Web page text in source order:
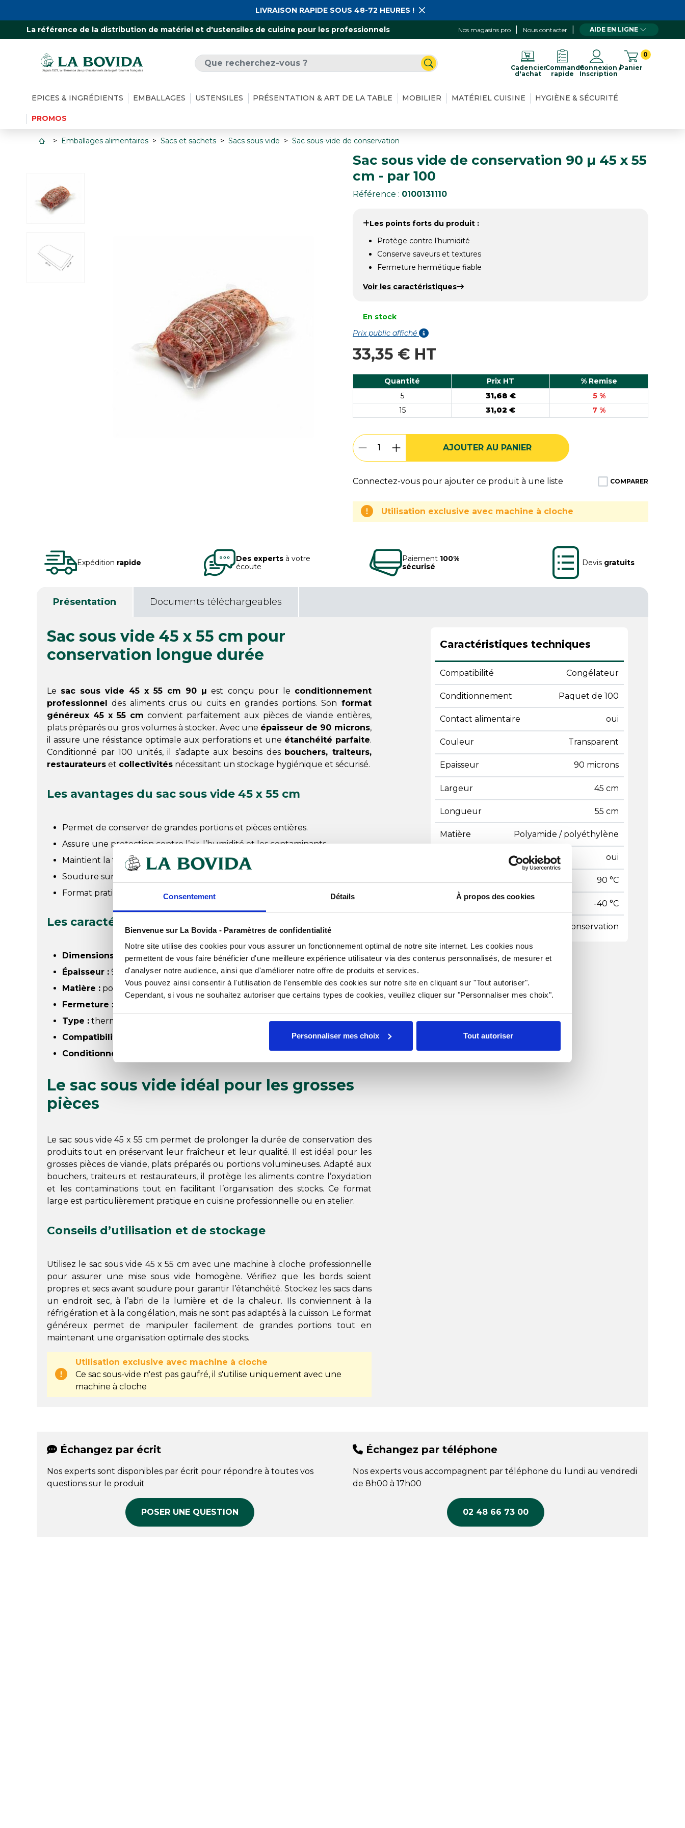
Consentement Détails À propos des cookies
Bienvenue sur La Bovida - Paramètres de confidentialité
Notre site utilise des cookies pour vous assurer un fonctionnement optimal de notre site internet. Les cookies nous
permettent de vous faire bénéficier d'une meilleure expérience utilisateur via des contenus personnalisés, de mesurer et
d'analyser notre audience, ainsi que d'améliorer notre offre de produits et services.
Vous pouvez ainsi consentir à l'utilisation de l'ensemble des cookies sur notre site en cliquant sur "Tout autoriser".
Cependant, si vous ne souhaitez autoriser que certains types de cookies, veuillez cliquer sur "Personnaliser mes choix".
Personnaliser mes choix Tout autoriser
La référence de la distribution de matériel et d'ustensiles de cuisine pour les professionnels Nos magasins pro Nous contacter AIDE EN LIGNE
Cadencier
d'achat
Commande
rapide
Connexion /
Inscription
Panier
0
EPICES & INGRÉDIENTS EMBALLAGES USTENSILES PRÉSENTATION & ART DE LA TABLE MOBILIER MATÉRIEL CUISINE HYGIÈNE & SÉCURITÉ
PROMOS
LIVRAISON RAPIDE SOUS 48-72 HEURES !
Emballages alimentaires Sacs et sachets Sacs sous vide Sac sous-vide de conservation
Sac sous vide de conservation 90 µ 45 x 55
cm - par 100
Référence : 0100131110
Les points forts du produit :
Protège contre l’humidité
Conserve saveurs et textures
Fermeture hermétique fiable
Voir les caractéristiques
En stock
Prix public affiché
33,35 € HT
Quantité Prix HT
% Remise
5
31,68 €
5 %
15
31,02 € 7 %
AJOUTER AU PANIER
Connectez-vous pour ajouter ce produit à une liste COMPARER
Utilisation exclusive avec machine à cloche
Expédition rapide Des expertsà votre
écoute
Paiement 100%
sécurisé
Devis gratuits
Présentation Documents téléchargeables
Sac sous vide 45 x 55 cm pour
conservation longue durée
Le sac sous vide 45 x 55 cm 90 µ est conçu pour le conditionnement
professionnel des aliments crus ou cuits en grandes portions. Son format
généreux 45 x 55 cm convient parfaitement aux pièces de viande entières,
plats préparés ou gros volumes à stocker. Avec une épaisseur de 90 microns,
il assure une résistance optimale aux perforations et une étanchéité parfaite.
Conditionné par 100 unités, il s’adapte aux besoins des bouchers, traiteurs,
restaurateurs et collectivités nécessitant un stockage hygiénique et sécurisé.
Les avantages du sac sous vide 45 x 55 cm
Permet de conserver de grandes portions et pièces entières.
Assure une protection contre l’air, l’humidité et les contaminants.
Maintient la texture, la couleur et les saveurs des aliments.
Soudure sur trois côtés pour une fermeture fiable et sécurisée.
Format pratique pour l’organisation des stocks professionnels.
Les caractéristiques de ce sac de conservation
Dimensions :
45 x 55 cm
Épaisseur : 90 microns
Matière : polyamide (PA) / polyéthylène (PE)
Fermeture :
Type : thermosoudable et non rétractable
Compatibilité :
Conditionnement :
Le sac sous vide idéal pour les grosses
pièces
Le sac sous vide 45 x 55 cm permet de prolonger la durée de conservation des
produits tout en préservant leur fraîcheur et leur qualité. Il est idéal pour les
grosses pièces de viande, plats préparés ou portions volumineuses. Adapté aux
bouchers, traiteurs et restaurateurs, il protège les aliments contre l’oxydation
et les contaminations tout en facilitant l’organisation des stocks. Ce format
large est particulièrement pratique en cuisine professionnelle ou en atelier.
Conseils d’utilisation et de stockage
Utilisez le sac sous vide 45 x 55 cm avec une machine à cloche professionnelle
pour assurer une mise sous vide homogène. Vérifiez que les bords soient
propres et secs avant soudure pour garantir l’étanchéité. Stockez les sacs dans
un endroit sec, à l’abri de la lumière et de la chaleur. Ils conviennent à la
réfrigération et à la congélation, mais ne sont pas adaptés à la cuisson. Le format
généreux permet de manipuler facilement de grandes portions tout en
maintenant une organisation optimale des stocks.
Utilisation exclusive avec machine à cloche
Ce sac sous-vide n'est pas gaufré, il s'utilise uniquement avec une
machine à cloche
Caractéristiques techniques
Compatibilité Congélateur
Conditionnement Paquet de 100
Contact alimentaire oui
Couleur Transparent
Epaisseur 90 microns
Largeur 45 cm
Longueur 55 cm
Matière Polyamide / polyéthylène
oui
Température maxi 90 °C
Température mini -40 °C
Conservation
Échangez par écrit
Nos experts sont disponibles par écrit pour répondre à toutes vos
questions sur le produit
POSER UNE QUESTION
Échangez par téléphone
Nos experts vous accompagnent par téléphone du lundi au vendredi
de 8h00 à 17h00
02 48 66 73 00